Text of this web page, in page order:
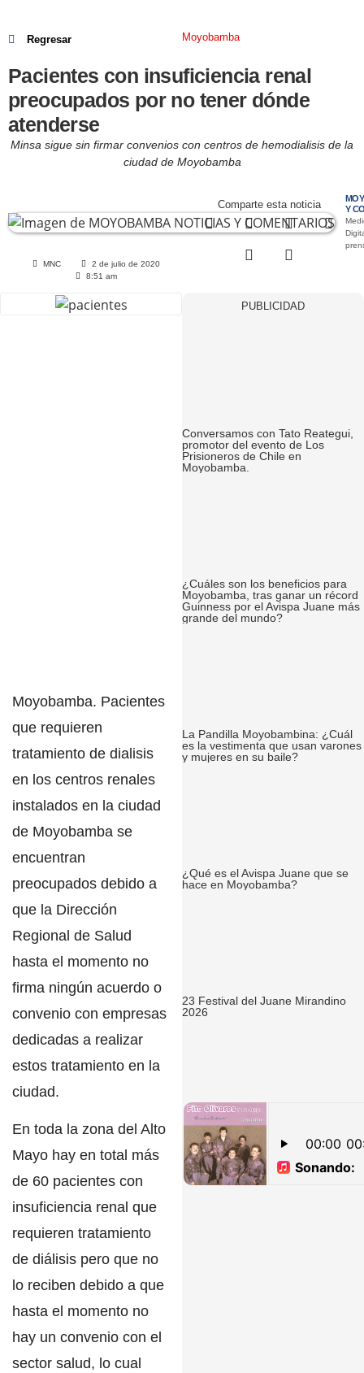
Regresar Moyobamba
Pacientes con insuficiencia renal
preocupados por no tener dónde
atenderse
Minsa sigue sin firmar convenios con centros de hemodialisis de la
ciudad de Moyobamba
Y
MNC
2 de julio de 2020
8:51 am
Comparte esta noticia
Moyobamba. Pacientes
que requieren
tratamiento de dialisis
en los centros renales
instalados en la ciudad
de Moyobamba se
encuentran
preocupados debido a
que la Dirección
Regional de Salud
hasta el momento no
firma ningún acuerdo o
convenio con empresas
dedicadas a realizar
estos tratamiento en la
ciudad.
En toda la zona del Alto
Mayo hay en total más
de 60 pacientes con
insuficiencia renal que
requieren tratamiento
de diálisis pero que no
lo reciben debido a que
hasta el momento no
hay un convenio con el
sector salud, lo cual
PUBLICIDAD
Conversamos con Tato Reategui,
promotor del evento de Los
Prisioneros de Chile en
Moyobamba.
¿Cuáles son los beneficios para
Moyobamba, tras ganar un récord
Guinness por el Avispa Juane más
grande del mundo?
La Pandilla Moyobambina: ¿Cuál
es la vestimenta que usan varones
y mujeres en su baile?
¿Qué es el Avispa Juane que se
hace en Moyobamba?
23 Festival del Juane Mirandino
2026